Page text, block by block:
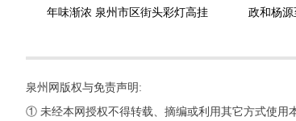
年味渐浓 泉州市区街头彩灯高挂
泉州网版权与免责声明:
① 未经本网授权不得转载、摘编或利用其它方式使用